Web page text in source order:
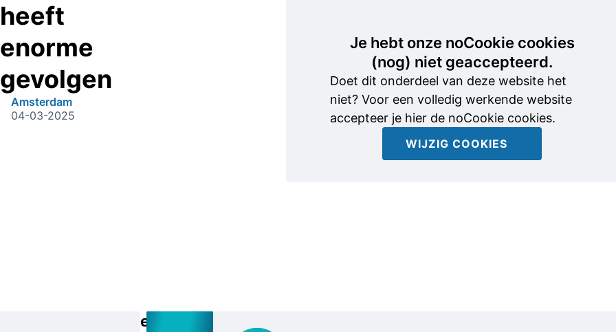
heeft
enorme
gevolgen
Amsterdam
04-03-2025
Je hebt onze noCookie cookies
(nog) niet geaccepteerd.
Doet dit onderdeel van deze website het
niet? Voor een volledig werkende website
accepteer je hier de noCookie cookies.
WIJZIG COOKIES
Ingesloten